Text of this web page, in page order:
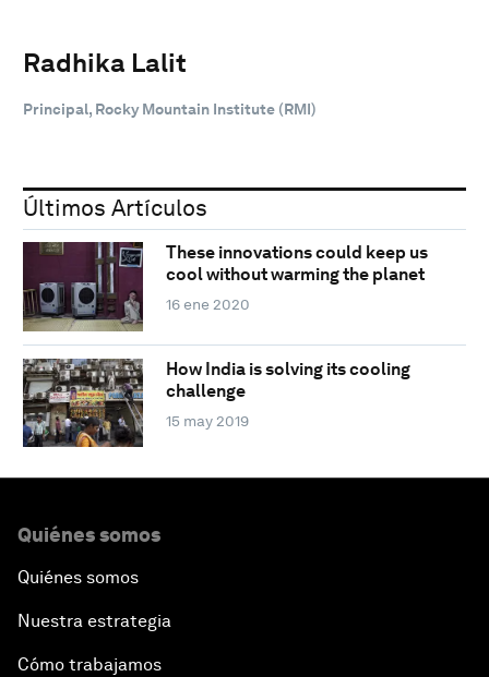
Radhika Lalit
Principal, Rocky Mountain Institute (RMI)
Últimos Artículos
These innovations could keep us
cool without warming the planet
16 ene 2020
How India is solving its cooling
challenge
15 may 2019
Quiénes somos
Quiénes somos
Nuestra estrategia
Cómo trabajamos